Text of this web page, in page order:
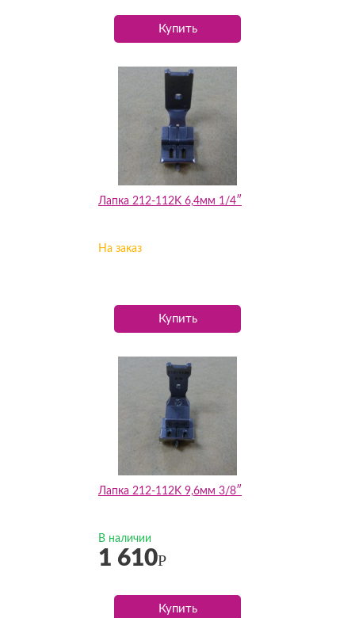
Купить
Лапка 212-112K 6,4мм 1/4″
На заказ
Купить
Лапка 212-112K 9,6мм 3/8″
В наличии
1 610Р
Купить